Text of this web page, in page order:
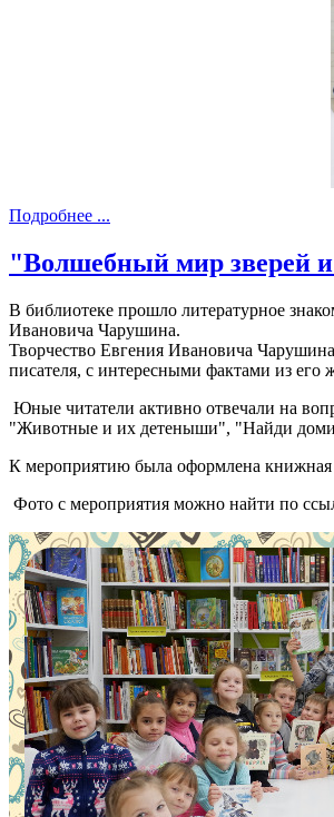
Подробнее ...
"Волшебный мир зверей
В библиотеке прошло литературное
Ивановича Чарушина.
Творчество Евгения Ивановича
писателя, с интересными фактами из его
Юные читатели активно отвечали на
"Животные и их детеныши", "Найди
К мероприятию была оформлена
Фото с мероприятия можно найти по